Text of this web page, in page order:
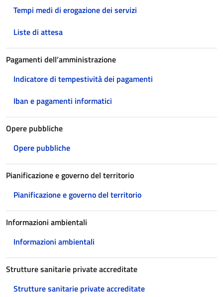
Tempi medi di erogazione dei servizi
Liste di attesa
Pagamenti dell’amministrazione
Indicatore di tempestività dei pagamenti
Iban e pagamenti informatici
Opere pubbliche
Opere pubbliche
Pianificazione e governo del territorio
Pianificazione e governo del territorio
Informazioni ambientali
Informazioni ambientali
Strutture sanitarie private accreditate
Strutture sanitarie private accreditate